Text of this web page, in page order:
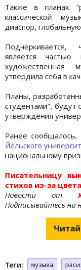
Также в планах
классической
диаспор,
Подчеркивается,
является частью
художественная
утвердила себя в
Планы,
студентами", будут
утверждения
Ранее
Йельского
национальному
Писательницу
стихов из-за
Новости от
Подписывайтесь на
Теги: музыка